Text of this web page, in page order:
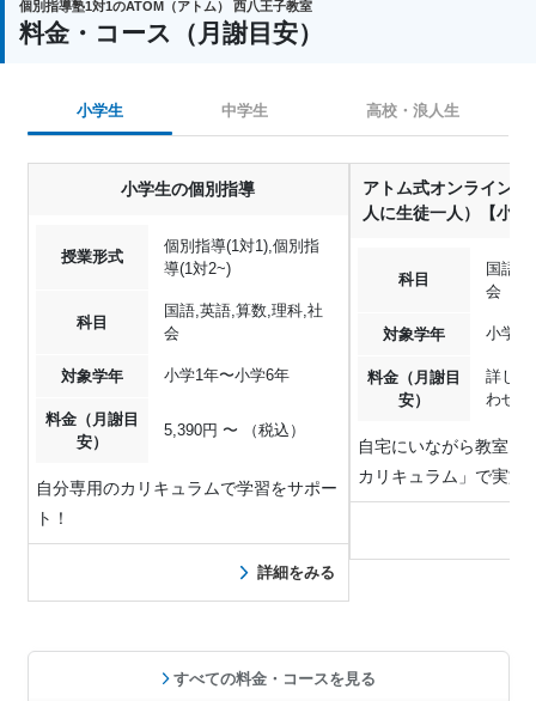
個別指導塾1対1のATOM（アトム） 西八王子教室
料金・コース（月謝目安）
小学生 中学生 高校・浪人生
小学生の個別指導
授業形式
個別指導(1対1),個別指
導(1対2~)
科目
国語,英語,算数,理科,社
会
対象学年 小学1年〜小学6年
料金（月謝目
安）
5,390円 〜 （税込）
自分専用のカリキュラムで学習をサポー
ト！
詳細をみる
アトム式オンライン個
人に生徒一人）【小学
科目
国語,
会
対象学年 小学1
料金（月謝目
安）
詳しく
わせく
自宅にいながら教室と
カリキュラム」で実施
すべての料金・コースを見る